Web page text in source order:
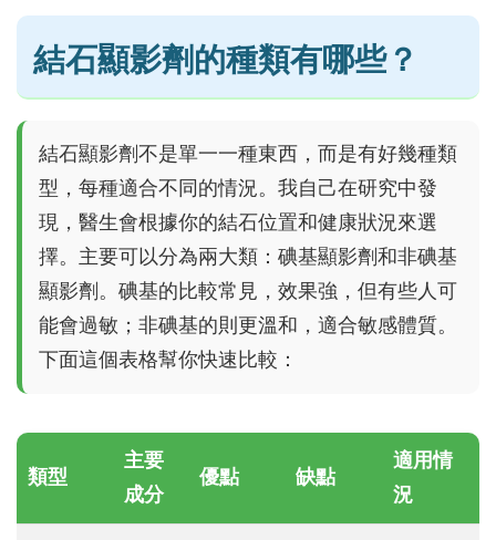
結石顯影劑的種類有哪些？
結石顯影劑不是單一一種東西，而是有好幾種類
型，每種適合不同的情況。我自己在研究中發
現，醫生會根據你的結石位置和健康狀況來選
擇。主要可以分為兩大類：碘基顯影劑和非碘基
顯影劑。碘基的比較常見，效果強，但有些人可
能會過敏；非碘基的則更溫和，適合敏感體質。
下面這個表格幫你快速比較：
類型
主要
成分
優點 缺點
適用情
況